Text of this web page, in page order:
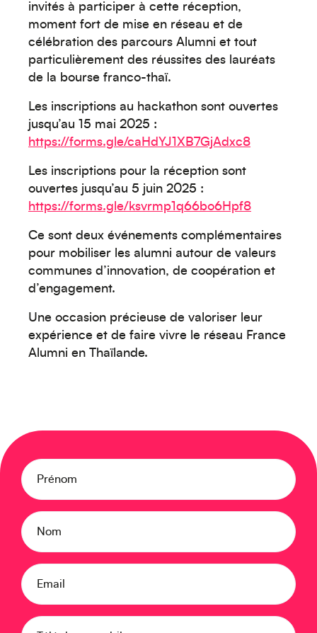
invités à participer à cette réception,
moment fort de mise en réseau et de
célébration des parcours Alumni et tout
particulièrement des réussites des lauréats
de la bourse franco-thaï.
Les inscriptions au hackathon sont ouvertes
jusqu’au 15 mai 2025 :
https://forms.gle/caHdYJ1XB7GjAdxc8
Les inscriptions pour la réception sont
ouvertes jusqu’au 5 juin 2025 :
https://forms.gle/ksvrmp1q66bo6Hpf8
Ce sont deux événements complémentaires
pour mobiliser les alumni autour de valeurs
communes d’innovation, de coopération et
d’engagement.
Une occasion précieuse de valoriser leur
expérience et de faire vivre le réseau France
Alumni en Thaïlande.
Prénom
Nom
Email
Europe
Moyen-Orient
Océanie
Créez votre événement